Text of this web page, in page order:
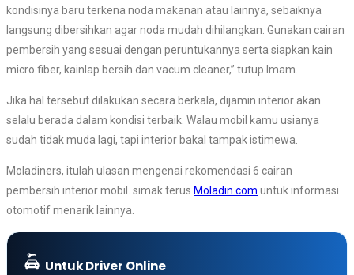
kondisinya baru terkena noda makanan atau lainnya, sebaiknya
langsung dibersihkan agar noda mudah dihilangkan. Gunakan cairan
pembersih yang sesuai dengan peruntukannya serta siapkan kain
micro fiber, kainlap bersih dan vacum cleaner,” tutup Imam.
Jika hal tersebut dilakukan secara berkala, dijamin interior akan
selalu berada dalam kondisi terbaik. Walau mobil kamu usianya
sudah tidak muda lagi, tapi interior bakal tampak istimewa.
Moladiners, itulah ulasan mengenai rekomendasi 6 cairan
pembersih interior mobil. simak terus Moladin.com untuk informasi
otomotif menarik lainnya.
Untuk Driver Online